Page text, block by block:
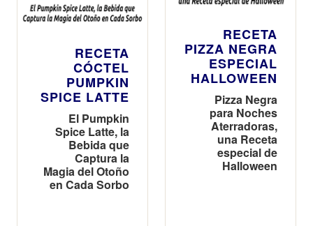
RECETA
CÓCTEL
PUMPKIN
SPICE LATTE
El Pumpkin
Spice Latte, la
Bebida que
Captura la
Magia del Otoño
en Cada Sorbo
RECETA
PIZZA NEGRA
ESPECIAL
HALLOWEEN
Pizza Negra
para Noches
Aterradoras,
una Receta
especial de
Halloween